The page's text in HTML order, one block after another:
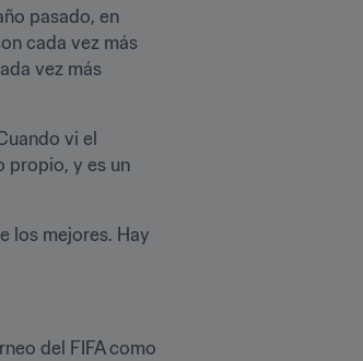
pasado, en
cada vez más
vez más
vi el
propio, y es un
los mejores. Hay
del FIFA como